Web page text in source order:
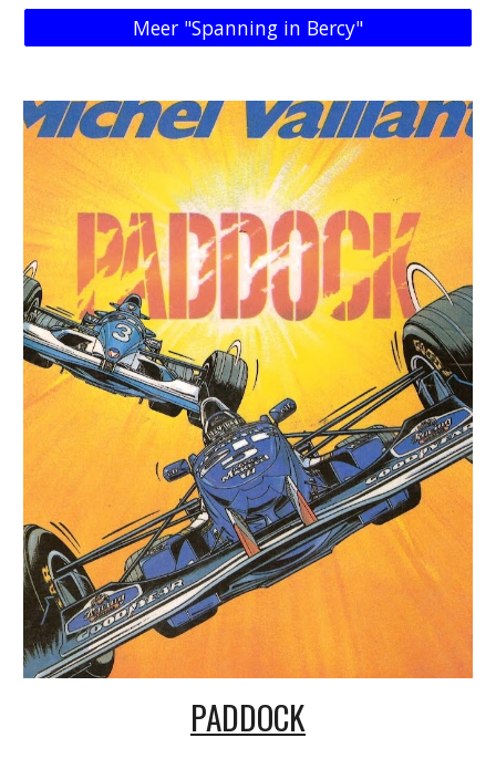
Meer "Spanning in Bercy"
PADDOCK